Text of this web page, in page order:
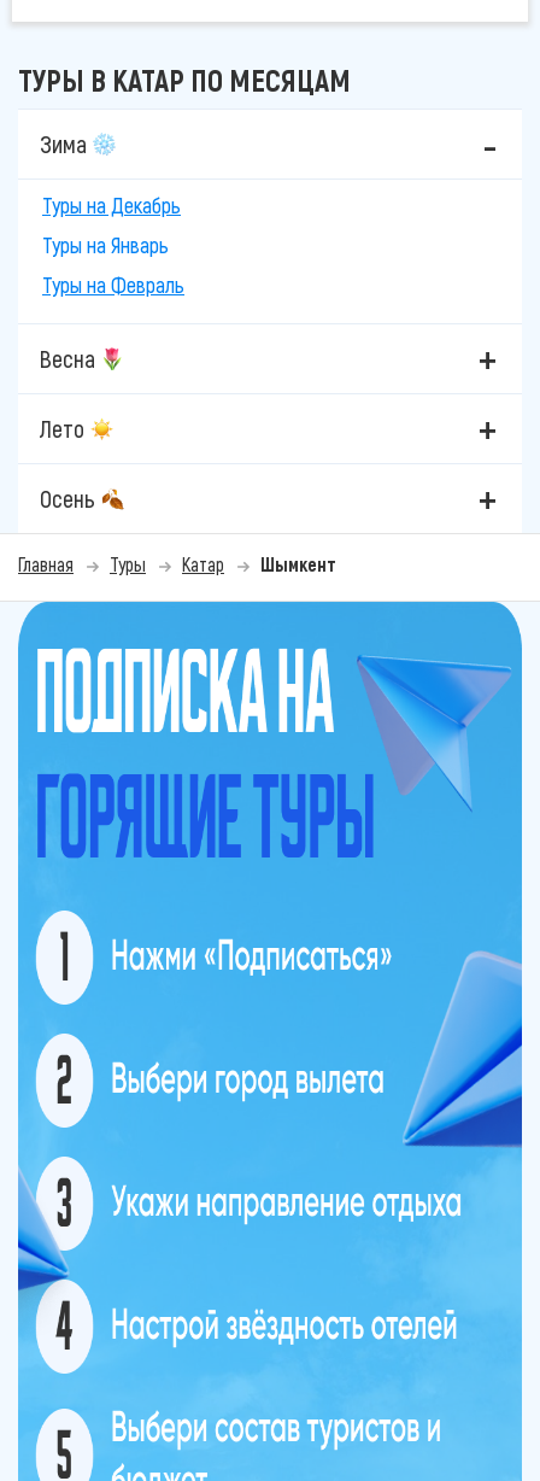
ТУРЫ В КАТАР ПО МЕСЯЦАМ
Зима
Туры на Декабрь
Туры на Январь
Туры на Февраль
Весна
Лето
Осень
Главная Туры Катар Шымкент